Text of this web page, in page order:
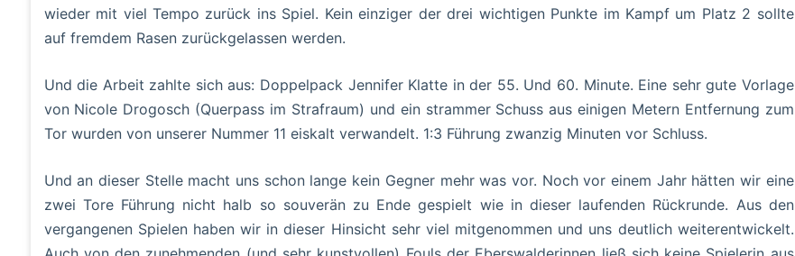
wieder mit viel Tempo zurück ins Spiel. Kein einziger der drei wichtigen Punkte im Kampf um Platz 2 sollte
auf fremdem Rasen zurückgelassen werden.
Und die Arbeit zahlte sich aus: Doppelpack Jennifer Klatte in der 55. Und 60. Minute. Eine sehr gute Vorlage
von Nicole Drogosch (Querpass im Strafraum) und ein strammer Schuss aus einigen Metern Entfernung zum
Tor wurden von unserer Nummer 11 eiskalt verwandelt. 1:3 Führung zwanzig Minuten vor Schluss.
Und an dieser Stelle macht uns schon lange kein Gegner mehr was vor. Noch vor einem Jahr hätten wir eine
zwei Tore Führung nicht halb so souverän zu Ende gespielt wie in dieser laufenden Rückrunde. Aus den
vergangenen Spielen haben wir in dieser Hinsicht sehr viel mitgenommen und uns deutlich weiterentwickelt.